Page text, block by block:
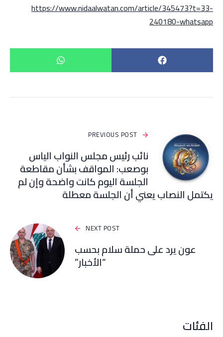
https://www.nidaalwatan.com/article/345473?t=33-
240180-whatsapp
PREVIOUS POST
نائب رئيس مجلس النواب الياس
بوصعب: المواقف بشأن مقاطعة
الجلسة اليوم كانت واضحة وإن لم
يكتمل النصاب يعني أن الجلسة معطلة
NEXT POST
عون يرد على حملة سلام بحسب
“الأخبار”
الفئات